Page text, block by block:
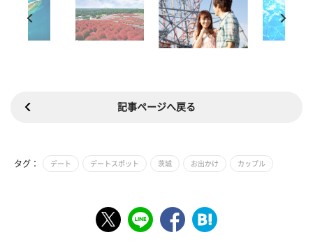
記事ページへ戻る
タグ： デート デートスポット 茨城 お出かけ カップル